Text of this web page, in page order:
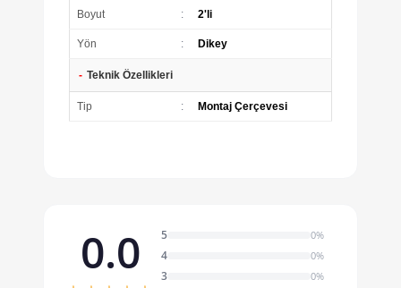
Boyut : 2'li
Yön : Dikey
- Teknik Özellikleri
Tip : Montaj Çerçevesi
0.0 5 0%
4 0%
3 0%